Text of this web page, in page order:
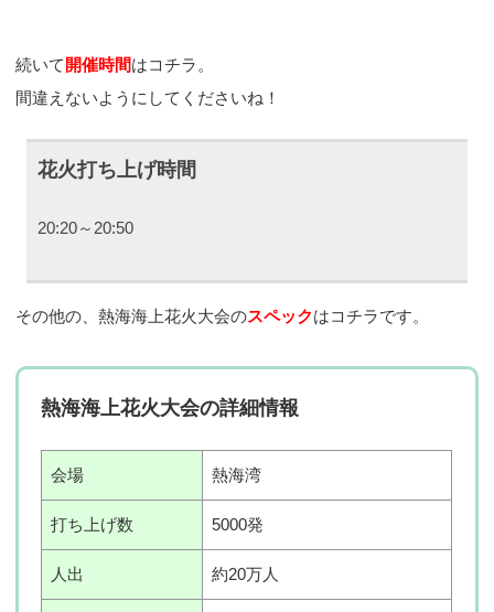
続いて 開催時間はコチラ。
間違えないようにしてくださいね！
花火打ち上げ時間
20:20～20:50
その他の、熱海海上花火大会のスペックはコチラです。
熱海海上花火大会の詳細情報
会場 熱海湾
打ち上げ数 5000発
人出 約20万人